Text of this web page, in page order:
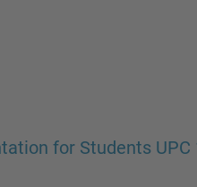
for Students